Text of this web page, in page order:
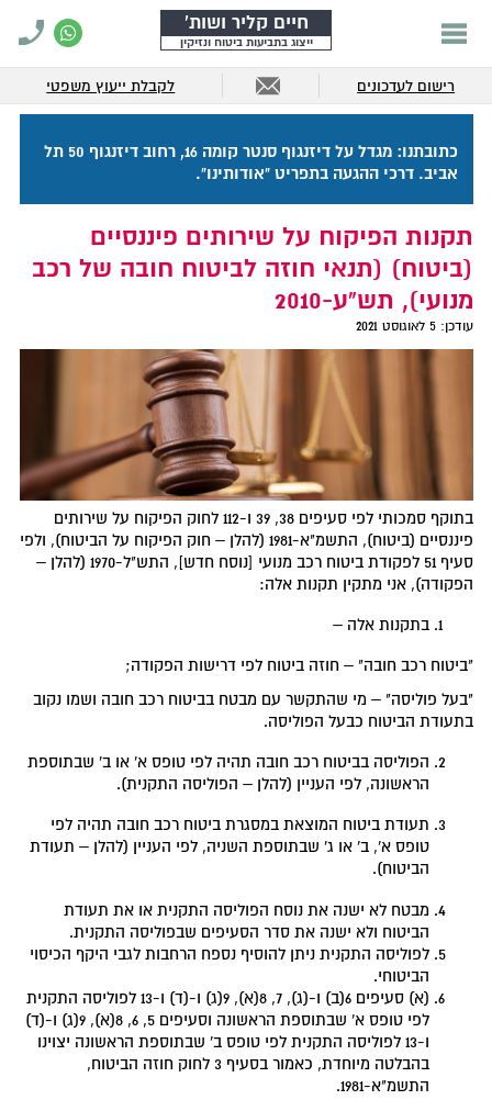
חיים קליר ושות'
ייצוג בתביעות ביטוח ונזיקין
רישום לעדכונים לקבלת ייעוץ משפטי
כתובתנו: מגדל על דיזנגוף סנטר קומה 16, רחוב דיזנגוף 50 תל
אביב. דרכי ההגעה בתפריט "אודותינו".
תקנות הפיקוח על שירותים פיננסיים
(ביטוח) (תנאי חוזה לביטוח חובה של רכב
מנועי), תש"ע-2010
עודכן:5 לאוגוסט 2021
בתוקף סמכותי לפי סעיפים 38, 39 ו-112 לחוק הפיקוח על שירותים
פיננסיים (ביטוח), התשמ"א-1981 (להלן – חוק הפיקוח על הביטוח), ולפי
סעיף 51 לפקודת ביטוח רכב מנועי [נוסח חדש], התש"ל-1970 (להלן –
הפקודה), אני מתקין תקנות אלה:
בתקנות אלה –
"ביטוח רכב חובה" – חוזה ביטוח לפי דרישות הפקודה;
"בעל פוליסה" – מי שהתקשר עם מבטח בביטוח רכב חובה ושמו נקוב
בתעודת הביטוח כבעל הפוליסה.
הפוליסה בביטוח רכב חובה תהיה לפי טופס א' או ב' שבתוספת
הראשונה, לפי העניין (להלן – הפוליסה התקנית).
תעודת ביטוח המוצאת במסגרת ביטוח רכב חובה תהיה לפי
טופס א', ב' או ג' שבתוספת השניה, לפי העניין (להלן – תעודת
הביטוח).
מבטח לא ישנה את נוסח הפוליסה התקנית או את תעודת
הביטוח ולא ישנה את סדר הסעיפים שבפוליסה התקנית.
לפוליסה התקנית ניתן להוסיף נספח הרחבות לגבי היקף הכיסוי
הביטוחי.
(א) סעיפים 6(ב) ו-(ג), 7, 8(א), 9(ג) ו-(ד) ו-13 לפוליסה התקנית
לפי טופס א' שבתוספת הראשונה וסעיפים 5, 6, 8(א), 9(ג) ו-(ד)
ו-13 לפוליסה התקנית לפי טופס ב' שבתוספת הראשונה יצוינו
בהבלטה מיוחדת, כאמור בסעיף 3 לחוק חוזה הביטוח,
התשמ"א-1981.